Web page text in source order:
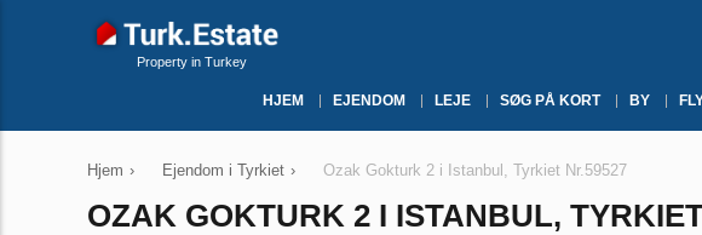
Property in Turkey
HJEM EJENDOM LEJE SØG PÅ KORT BY
Hjem › Ejendom i Tyrkiet › Ozak Gokturk 2 i Istanbul, Tyrkiet Nr.59527
OZAK GOKTURK 2 I ISTANBUL,